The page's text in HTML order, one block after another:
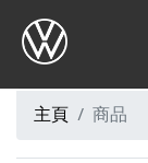
主頁 商品